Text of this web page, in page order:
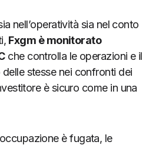
nell’operatività sia nel conto
Fxgm è monitorato
che controlla le operazioni e il
stesse nei confronti dei
è sicuro come in una
è fugata, le